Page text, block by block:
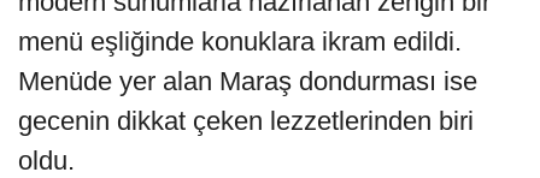
menü eşliğinde konuklara ikram edildi.
Menüde yer alan Maraş dondurması ise
gecenin dikkat çeken lezzetlerinden biri
oldu.